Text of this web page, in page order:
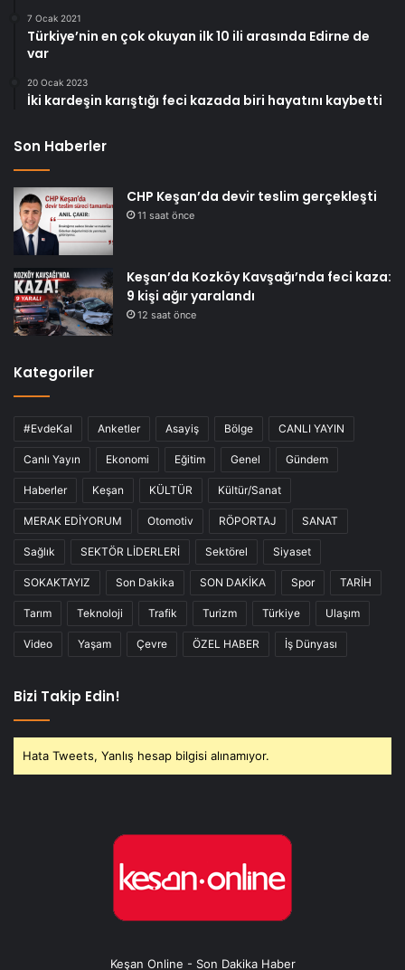
7 Ocak 2021
Türkiye’nin en çok okuyan ilk 10 ili arasında Edirne de
var
20 Ocak 2023
İki kardeşin karıştığı feci kazada biri hayatını kaybetti
Son Haberler
CHP Keşan’da devir teslim gerçekleşti
11 saat önce
Keşan’da Kozköy Kavşağı’nda feci kaza:
9 kişi ağır yaralandı
12 saat önce
Kategoriler
#EvdeKal Anketler Asayiş Bölge CANLI YAYIN
Canlı Yayın Ekonomi Eğitim Genel Gündem
Haberler Keşan KÜLTÜR Kültür/Sanat
MERAK EDİYORUM Otomotiv RÖPORTAJ SANAT
Sağlık SEKTÖR LİDERLERİ Sektörel Siyaset
SOKAKTAYIZ Son Dakika SON DAKİKA Spor TARİH
Tarım Teknoloji Trafik Turizm Türkiye Ulaşım
Video Yaşam Çevre ÖZEL HABER İş Dünyası
Bizi Takip Edin!
Hata Tweets, Yanlış hesap bilgisi alınamıyor.
Keşan Online - Son Dakika Haber